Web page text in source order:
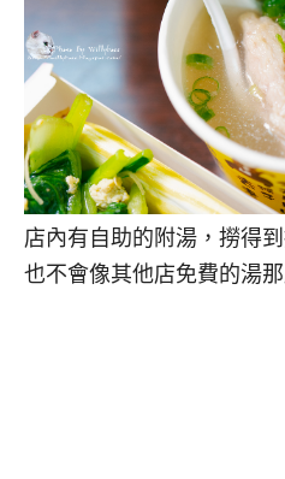
店內有自助的附湯，撈得
也不會像其他店免費的湯